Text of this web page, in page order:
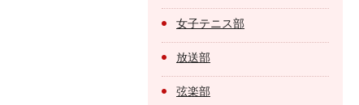
女子テニス部
放送部
弦楽部